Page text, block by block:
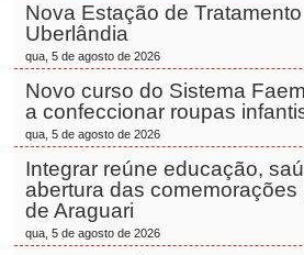
Nova Estação de
Uberlândia
qua, 5 de agosto de 2026
Novo curso do Sistema
a confeccionar roupas
qua, 5 de agosto de 2026
Integrar reúne educação,
abertura das
de Araguari
qua, 5 de agosto de 2026